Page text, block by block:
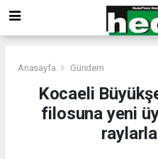
Anasayfa Gündem
Kocaeli
filosuna yeni